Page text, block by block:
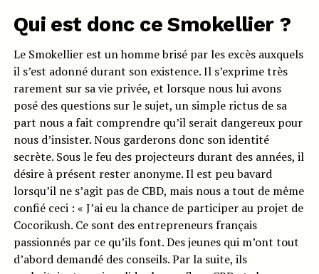
Qui est donc ce Smokellier ?
Le Smokellier est un homme brisé par les excès auxquels
il s’est adonné durant son existence. Il s’exprime très
rarement sur sa vie privée, et lorsque nous lui avons
posé des questions sur le sujet, un simple rictus de sa
part nous a fait comprendre qu’il serait dangereux pour
nous d’insister. Nous garderons donc son identité
secrète. Sous le feu des projecteurs durant des années, il
désire à présent rester anonyme. Il est peu bavard
lorsqu’il ne s’agit pas de CBD, mais nous a tout de même
confié ceci : « J’ai eu la chance de participer au projet de
Cocorikush. Ce sont des entrepreneurs français
passionnés par ce qu’ils font. Des jeunes qui m’ont tout
d’abord demandé des conseils. Par la suite, ils